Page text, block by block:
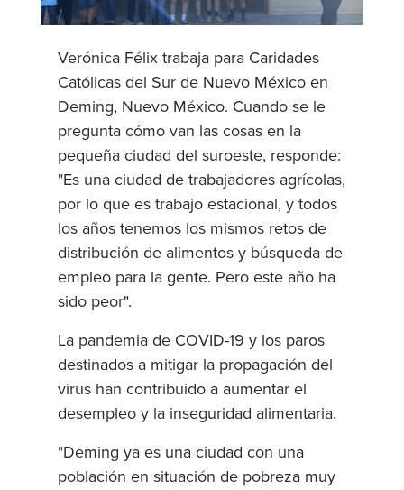
Verónica Félix trabaja para Caridades
Católicas del Sur de Nuevo México en
Deming, Nuevo México. Cuando se le
pregunta cómo van las cosas en la
pequeña ciudad del suroeste, responde:
"Es una ciudad de trabajadores agrícolas,
por lo que es trabajo estacional, y todos
los años tenemos los mismos retos de
distribución de alimentos y búsqueda de
empleo para la gente. Pero este año ha
sido peor".
La pandemia de COVID-19 y los paros
destinados a mitigar la propagación del
virus han contribuido a aumentar el
desempleo y la inseguridad alimentaria.
"Deming ya es una ciudad con una
población en situación de pobreza muy